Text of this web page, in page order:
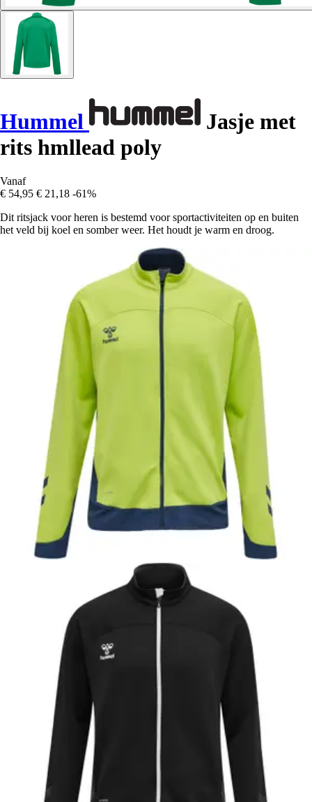
Hummel
Jasje met
rits hmllead poly
Vanaf
€ 54,95 € 21,18 -61%
Dit ritsjack voor heren is bestemd voor sportactiviteiten op en buiten
het veld bij koel en somber weer. Het houdt je warm en droog.